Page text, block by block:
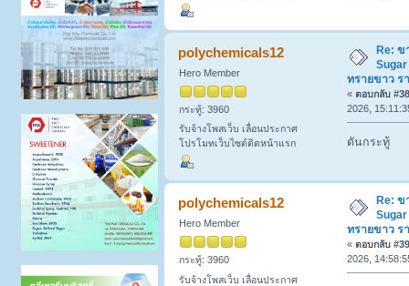
polychemicals12
Hero Member
กระทู้: 3960
รับจ้างโพสเว็บ เลื่อนประกาศ
โปรโมทเว็บไซต์ติดหน้าแรก
Re: ข
ทรายขาว ร
« ตอบกลับ
2026,
ดันกระทู้
polychemicals12
Hero Member
กระทู้: 3960
รับจ้างโพสเว็บ เลื่อนประกาศ
Re: ข
ทรายขาว ร
« ตอบกลับ
2026,